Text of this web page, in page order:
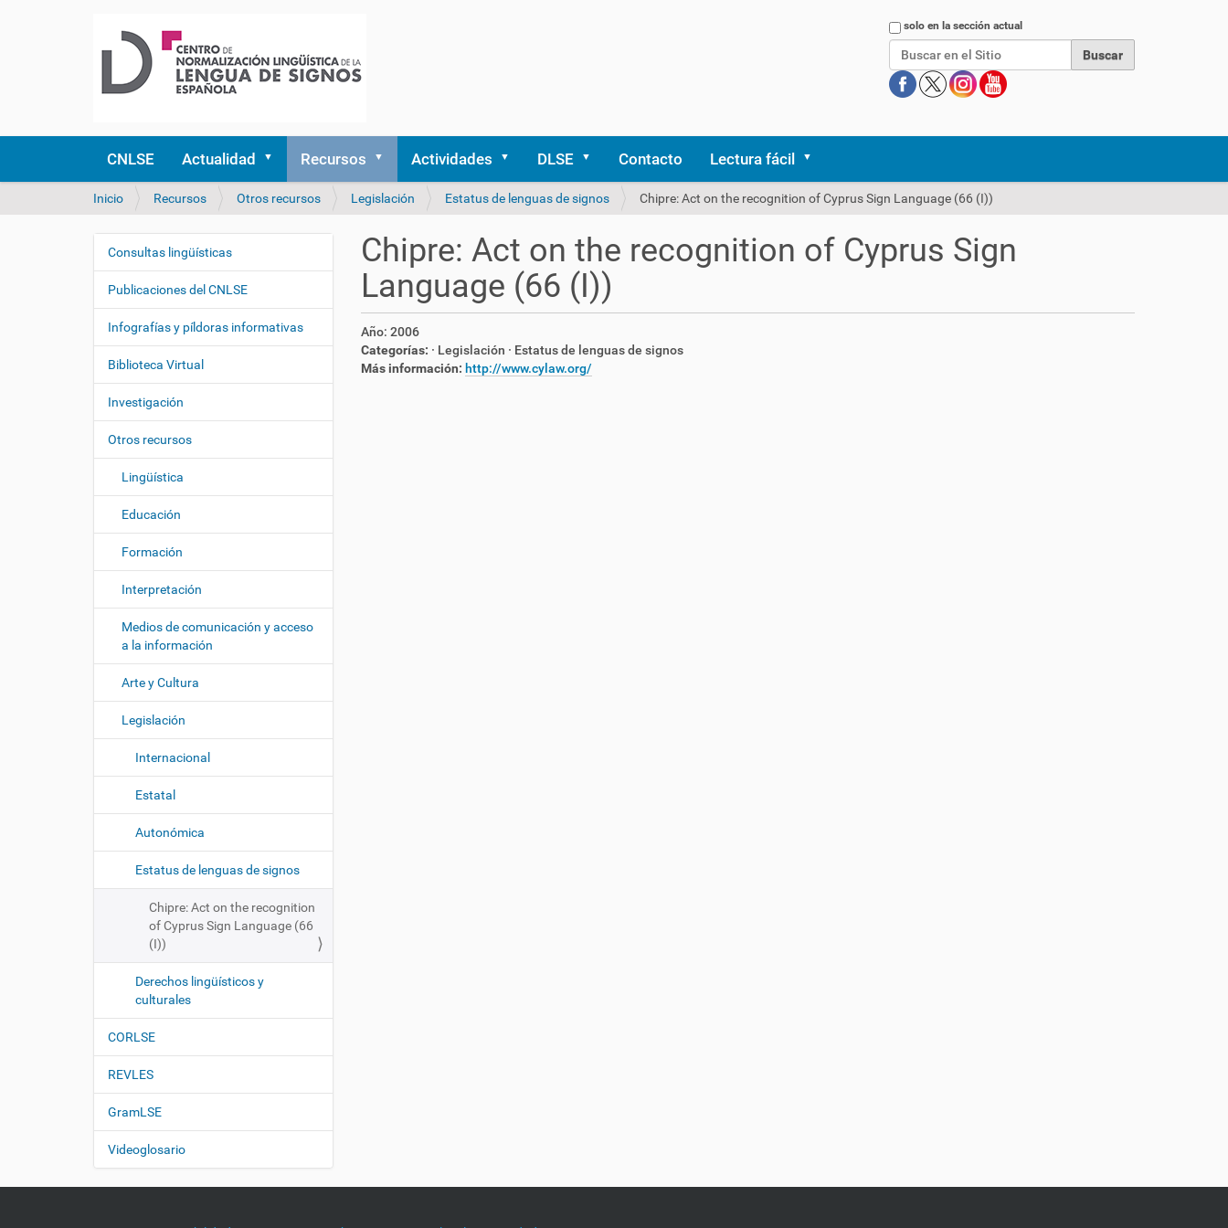
Buscarsolo en la sección actual
CNLSE Actualidad Recursos Actividades DLSE Contacto Lectura fácil
U
d
s
á
q
Inicio Recursos Otros recursos Legislación Estatus de lenguas de signos Chipre: Act on the recognition of Cyprus Sign Language (66 (I))
Chipre: Act on the recognition of Cyprus Sign
Language (66 (I))
Año: 2006
Categorías: · Legislación · Estatus de lenguas de signos
Más información: http://www.cylaw.org/
N
e
g
a
c
i
ó
n
Consultas lingüísticas
Publicaciones del CNLSE
Infografías y píldoras informativas
Biblioteca Virtual
Investigación
Otros recursos
Lingüística
Educación
Formación
Interpretación
Medios de comunicación y acceso
a la información
Arte y Cultura
Legislación
Internacional
Estatal
Autonómica
Estatus de lenguas de signos
Chipre: Act on the recognition
of Cyprus Sign Language (66
(I))
Derechos lingüísticos y
culturales
CORLSE
REVLES
GramLSE
Videoglosario